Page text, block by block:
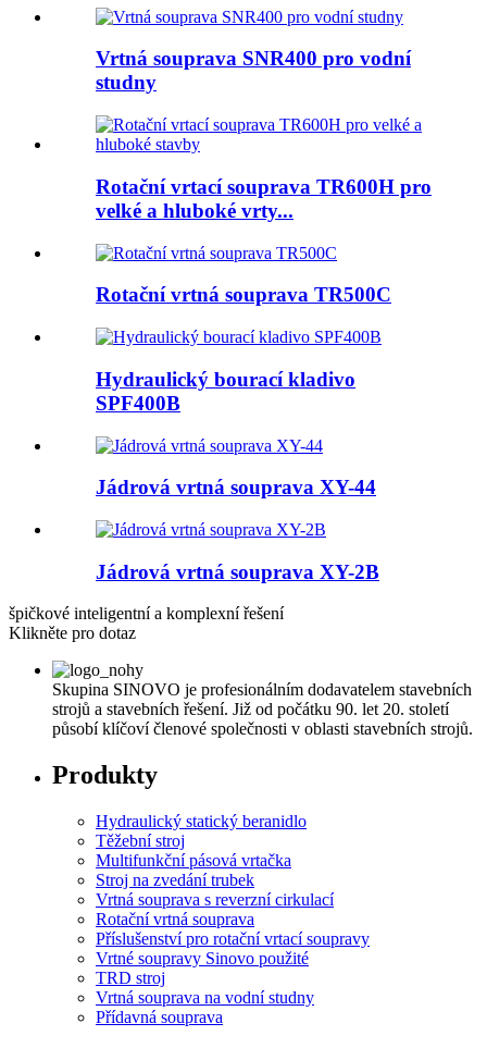
Vrtná souprava SNR400 pro vodní
studny
Rotační vrtací souprava TR600H pro
velké a hluboké vrty...
Rotační vrtná souprava TR500C
Hydraulický bourací kladivo
SPF400B
Jádrová vrtná souprava XY-44
Jádrová vrtná souprava XY-2B
špičkové inteligentní a komplexní řešení
Klikněte pro dotaz
Skupina SINOVO je profesionálním dodavatelem stavebních
strojů a stavebních řešení. Již od počátku 90. let 20. století
působí klíčoví členové společnosti v oblasti stavebních strojů.
Produkty
Hydraulický statický beranidlo
Těžební stroj
Multifunkční pásová vrtačka
Stroj na zvedání trubek
Vrtná souprava s reverzní cirkulací
Rotační vrtná souprava
Příslušenství pro rotační vrtací soupravy
Vrtné soupravy Sinovo použité
TRD stroj
Vrtná souprava na vodní studny
Přídavná souprava